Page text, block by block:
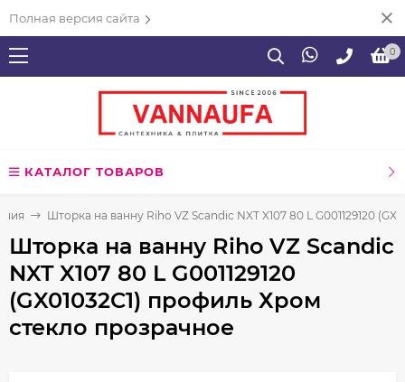
Полная версия сайта
0
КАТАЛОГ ТОВАРОВ
Шторка на ванну Riho VZ Scandic NXT X107 80 L G001129120
Шторка на ванну Riho VZ Scandic
NXT X107 80 L G001129120
(GX01032C1) профиль Хром
стекло прозрачное